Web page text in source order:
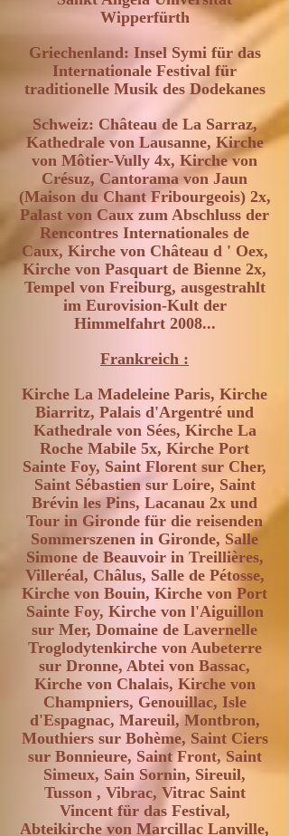
Wipperfürth
Griechenland: Insel Symi für das
Internationale Festival für
traditionelle Musik des Dodekanes
Schweiz: Château de La Sarraz,
Kathedrale von Lausanne, Kirche
von Môtier-Vully 4x, Kirche von
Crésuz, Cantorama von Jaun
(Maison du Chant Fribourgeois) 2x,
Palast von Caux zum Abschluss der
Rencontres Internationales de
Caux, Kirche von Château d ' Oex,
Kirche von Pasquart de Bienne 2x,
Tempel von Freiburg, ausgestrahlt
im Eurovision-Kult der
Himmelfahrt 2008...
Frankreich :
Kirche La Madeleine Paris, Kirche
Biarritz, Palais d'Argentré und
Kathedrale von Sées, Kirche La
Roche Mabile 5x, Kirche Port
Sainte Foy, Saint Florent sur Cher,
Saint Sébastien sur Loire, Saint
Brévin les Pins, Lacanau 2x und
Tour in Gironde für die reisenden
Sommerszenen in Gironde, Salle
Simone de Beauvoir in Treillières,
Villeréal, Châlus, Salle de Pétosse,
Kirche von Bouin, Kirche von Port
Sainte Foy, Kirche von l'Aiguillon
sur Mer, Domaine de Lavernelle
Troglodytenkirche von Aubeterre
sur Dronne, Abtei von Bassac,
Kirche von Chalais, Kirche von
Champniers, Genouillac, Isle
d'Espagnac, Mareuil, Montbron,
Mouthiers sur Bohème, Saint Ciers
sur Bonnieure, Saint Front, Saint
Simeux, Sain Sornin, Sireuil,
Tusson , Vibrac, Vitrac Saint
Vincent für das Festival,
Abteikirche von Marcillac Lanville,